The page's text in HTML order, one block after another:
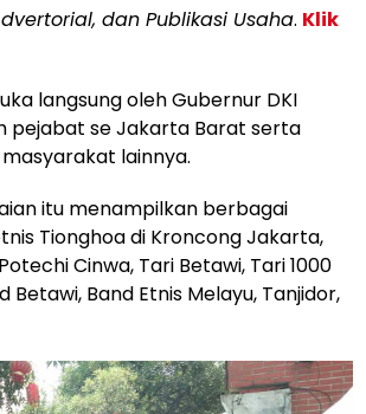
dan Publikasi Usaha. Klik
langsung oleh Gubernur DKI
pejabat se Jakarta Barat serta
lainnya.
itu menampilkan berbagai
Tionghoa di Kroncong Jakarta,
Cinwa, Tari Betawi, Tari 1000
Band Etnis Melayu, Tanjidor,